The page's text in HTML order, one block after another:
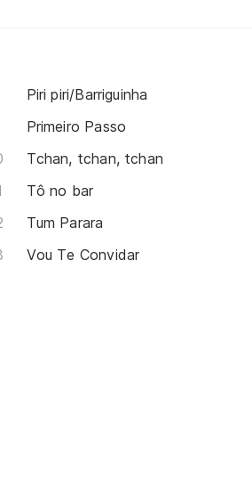
Piri piri/Barriguinha
Primeiro Passo
Tchan, tchan, tchan
Tô no bar
Tum Parara
Vou Te Convidar